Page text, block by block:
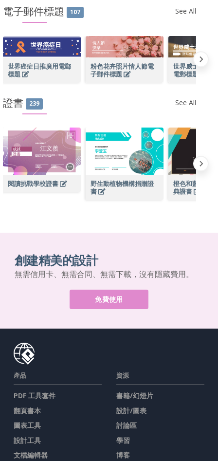
電子郵件標題 107 See All
世界癌症日推廣用電郵
標題
粉色花卉照片情人節電
子郵件標題
世界威士忌日
電郵標題
證書 239 See All
閱讀挑戰學校證書
野生動植物機構捐贈證
書
橙色和藍色黑
典證書
創建精美的設計
無需信用卡、無需合同、無需下載，沒有隱藏費用。
免費使用
產品
PDF 工具套件
翻頁書本
圖表工具
設計工具
文檔編輯器
資源
書籍/幻燈片
設計/圖表
討論區
學習
博客